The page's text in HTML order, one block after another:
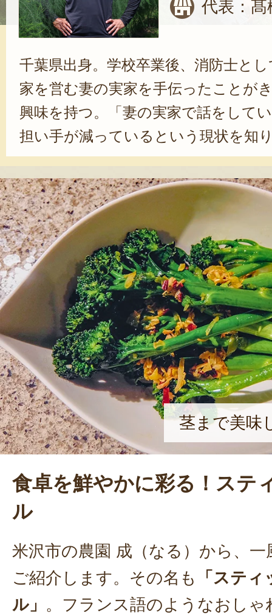
代表：髙
千葉県出身。学校卒業後、消防士と
家を営む妻の実家を手伝ったことが
興味を持つ。「妻の実家で話をして
担い手が減っているという現状を知
に歯止めをかけたいという思いから
決意しました」と語る。本気で農業
橋さんは、農業が盛んな米沢市に家
クセニョールやアスパラガスなど、
産している。「生きていくために必
いると思うと、やりがいや幸せを感
顔を浮かべる。
茎まで美味
食卓を鮮やかに彩る！ステ
ル
米沢市の農園 成（なる）から、
ご紹介します。その名も
「ステ
ル」 。フランス語のようなおしゃ